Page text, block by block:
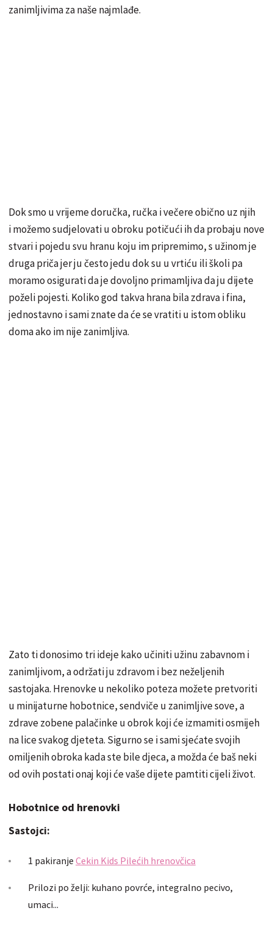
zanimljivima za naše najmlađe.
Dok smo u vrijeme doručka, ručka i večere obično uz njih
i možemo sudjelovati u obroku potičući ih da probaju nove
stvari i pojedu svu hranu koju im pripremimo, s užinom je
druga priča jer ju često jedu dok su u vrtiću ili školi pa
moramo osigurati da je dovoljno primamljiva da ju dijete
poželi pojesti. Koliko god takva hrana bila zdrava i fina,
jednostavno i sami znate da će se vratiti u istom obliku
doma ako im nije zanimljiva.
Zato ti donosimo tri ideje kako učiniti užinu zabavnom i
zanimljivom, a održati ju zdravom i bez neželjenih
sastojaka. Hrenovke u nekoliko poteza možete pretvoriti
u minijaturne hobotnice, sendviče u zanimljive sove, a
zdrave zobene palačinke u obrok koji će izmamiti osmijeh
na lice svakog djeteta. Sigurno se i sami sjećate svojih
omiljenih obroka kada ste bile djeca, a možda će baš neki
od ovih postati onaj koji će vaše dijete pamtiti cijeli život.
Hobotnice od hrenovki
Sastojci:
1 pakiranje Cekin Kids Pilećih hrenovčica
Prilozi po želji: kuhano povrće, integralno pecivo,
umaci...